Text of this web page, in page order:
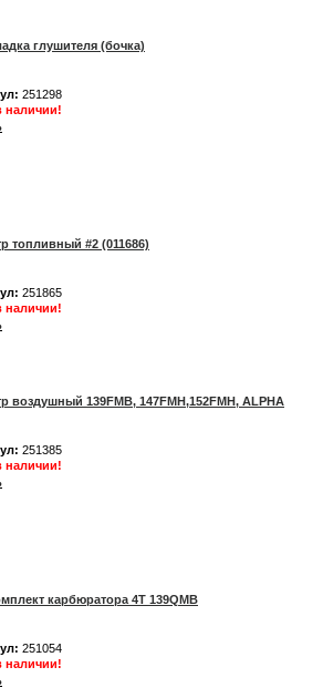
глушителя (бочка)
251298
наличии!
топливный #2 (011686)
251865
наличии!
воздушный 139FMB, 147FMH,152FMH, ALPHA
251385
наличии!
карбюратора 4T 139QMB
251054
наличии!